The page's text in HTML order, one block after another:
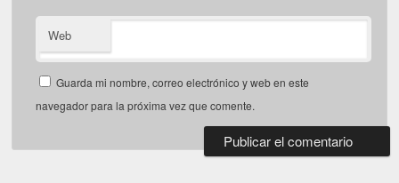
Web
Guarda mi nombre, correo electrónico y web en este
navegador para la próxima vez que comente.